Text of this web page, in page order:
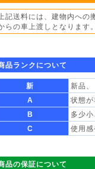
上記送料には、建物内へ
らの車上渡しとなります
品ランクについて
新
新品
A
状態
B
多少
C
使用
品の保証について